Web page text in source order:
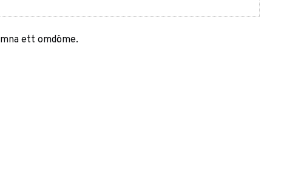
ett omdöme.